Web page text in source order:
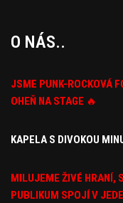
O NÁS..
JSME PUNK-ROCKOVÁ
OHEŇ NA STAGE 🔥
KAPELA S DIVOKOU
MILUJEME ŽIVÉ HRANÍ,
PUBLIKUM SPOJÍ V